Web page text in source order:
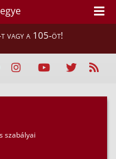
t vagy a 105-öt!
szabályai